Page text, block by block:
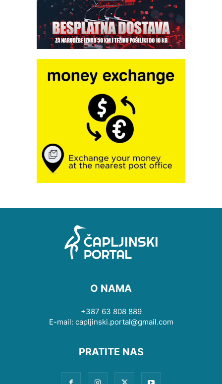
O NAMA
+387 63 808 889
E-mail: capljinski.portal@gmail.com
PRATITE NAS